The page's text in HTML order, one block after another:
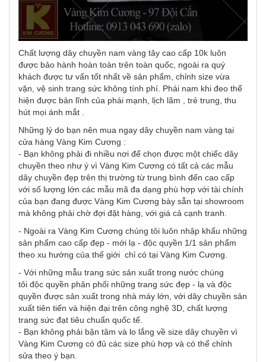
Chất lượng dây chuyền nam vàng tây cao cấp 10k luôn
được bảo hành hoàn toàn trên toàn quốc, ngoài ra quý
khách được tư vấn tốt nhất về sản phẩm, chỉnh size vừa
vặn, vệ sinh trang sức không tính phí. Phái nam khi đeo thể
hiện được bản lĩnh của phái mạnh, lịch lãm , trẻ trung, thu
hút mọi ánh mắt .
Những lý do bạn nên mua ngay dây chuyền nam vàng tại
cửa hàng Vàng Kim Cương :
- Bạn không phải đi nhiều nơi để chọn được một chiếc dây
chuyền theo như ý vì Vàng Kim Cương có tất cả các mẫu
dây chuyền đẹp trên thị trường từ trung bình đến cao cấp
với số lượng lớn các mẫu mã đa dạng phù hợp với tài chính
của bạn đang được Vàng Kim Cương bày sẵn tại showroom
mà không phải chờ đợi đặt hàng, với giá cả cạnh tranh.
- Ngoài ra Vàng Kim Cương chúng tôi luôn nhập khẩu những
sản phẩm cao cấp đẹp - mới lạ - độc quyền 1/1 sản phẩm
theo xu hướng của thế giới chỉ có tại Vàng Kim Cương.
- Với những mẫu trang sức sản xuất trong nước chúng
tôi độc quyền phân phối những trang sức đẹp - lạ và độc
quyền được sản xuất trong nhà máy lớn, với dây chuyền sản
xuất tiên tiến và hiện đại trên công nghệ 3D, chất lượng
trang sức đạt tiêu chuẩn quốc tế.
- Bạn không phải bận tâm và lo lắng về size dây chuyền vì
Vàng Kim Cương có đủ các size phù hợp và có thể chỉnh
sửa theo ý bạn.